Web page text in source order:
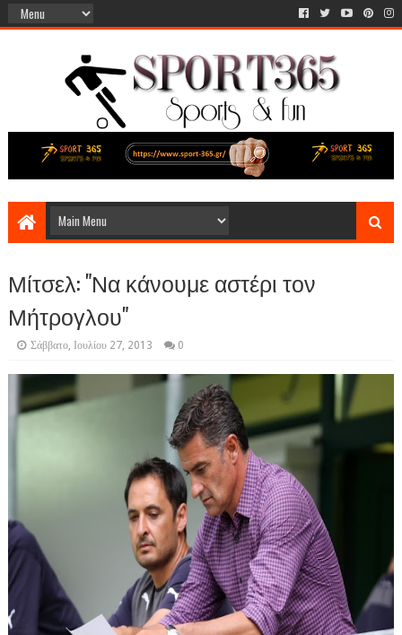
Μίτσελ: "Να κάνουμε αστέρι τον
Μήτρογλου"
Σάββατο, Ιουλίου 27, 2013 0